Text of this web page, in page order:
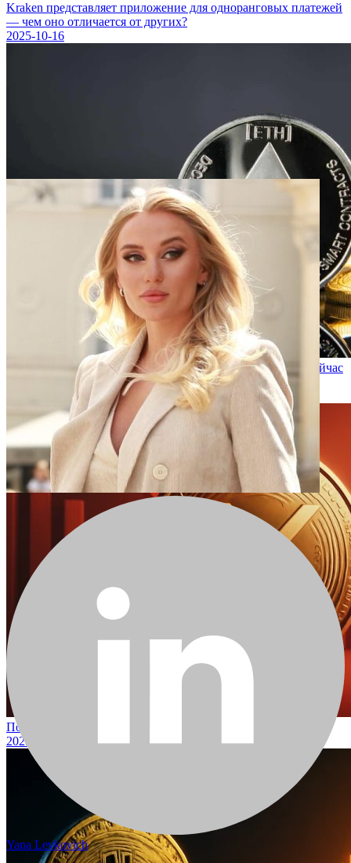
Kraken представляет приложение для одноранговых платежей
— чем оно отличается от других?
2025-10-16
10 000 долларов, вложенные в Ethereum три года назад, сейчас
стоили бы столько
Почему сегодня упала цена XRP?
2025-10-16
Yana Levkovich